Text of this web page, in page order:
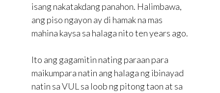
isang nakatakdang panahon. Halimbawa,
ang piso ngayon ay di hamak na mas
mahina kaysa sa halaga nito ten years ago.
Ito ang gagamitin nating paraan para
maikumpara natin ang halaga ng ibinayad
natin sa VUL sa loob ng pitong taon at sa